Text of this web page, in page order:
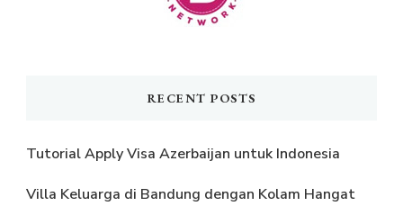
RECENT POSTS
Tutorial Apply Visa Azerbaijan untuk Indonesia
Villa Keluarga di Bandung dengan Kolam Hangat